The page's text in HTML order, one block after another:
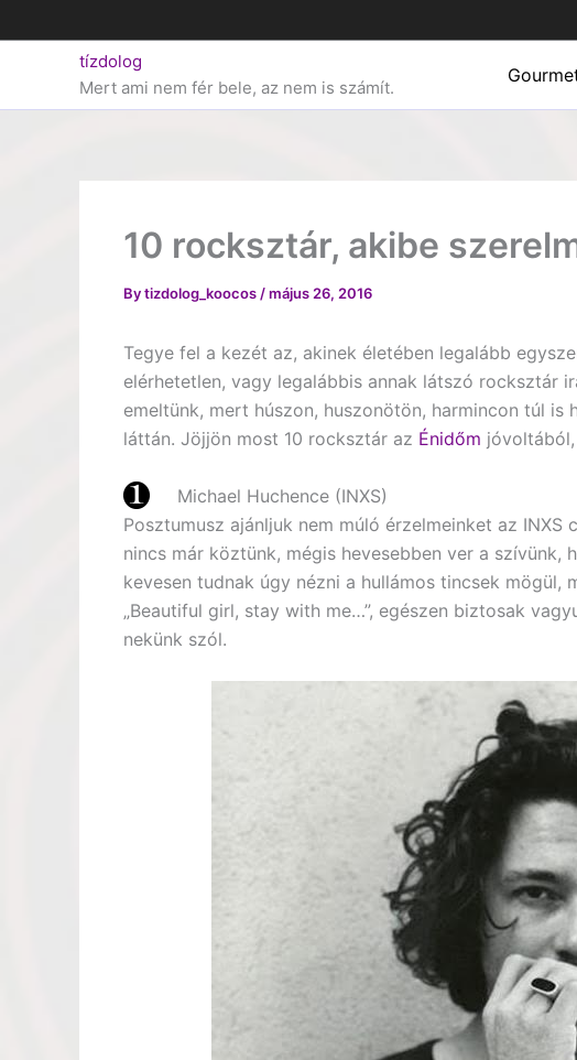
to
tízdolog
Mert ami nem fér bele, az nem is számít.
10 rocksztár, akibe
Bytizdolog_koocos /május 26, 2016
Tegye fel a kezét az, akinek életében legalább
elérhetetlen, vagy legalábbis annak látszó rocksztár
emeltünk, mert húszon, huszonötön, harmincon túl is
láttán. Jöjjön most 10 rocksztár az Énidőm
Michael Huchence (INXS)
Posztumusz ajánljuk nem múló érzelmeinket az
nincs már köztünk, mégis hevesebben ver a szívünk,
kevesen tudnak úgy nézni a hullámos tincsek mögül,
„Beautiful girl, stay with me…”, egészen biztosak
nekünk szól.